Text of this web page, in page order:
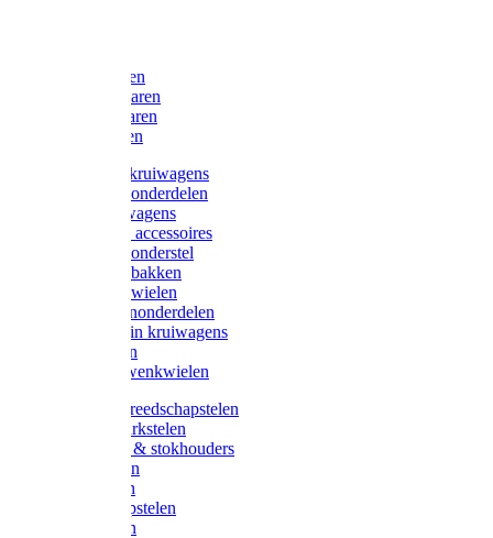
Snoeischaren
Heggenscharen
Takkenscharen
Snoeimessen
Landbouwkruiwagens
Kruiwagenonderdelen
Bouwkruiwagens
Kruiwagen accessoires
Kruiwagenonderstel
Kruiwagenbakken
Kruiwagenwielen
Steekwagenonderdelen
Huis en Tuin kruiwagens
Steekwagen
Bok- en Zwenkwielen
Overige gereedschapstelen
Bezem-/Harkstelen
Handvaten & stokhouders
Hamerstelen
Spadestelen
Graanschopstelen
Schopstelen